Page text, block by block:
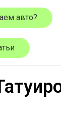
авто?